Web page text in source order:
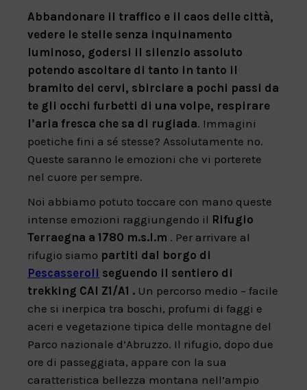
Abbandonare il traffico e il caos delle città,
vedere le stelle senza inquinamento
luminoso, godersi il silenzio assoluto
potendo ascoltare di tanto in tanto il
bramito dei cervi, sbirciare a pochi passi da
te gli occhi furbetti di una volpe, respirare
l’aria fresca che sa di rugiada. Immagini
poetiche fini a sé stesse? Assolutamente no.
Queste saranno le emozioni che vi porterete
nel cuore per sempre.
Noi abbiamo potuto toccare con mano queste
intense emozioni raggiungendo il Rifugio
Terraegna a 1780 m.s.l.m . Per arrivare al
rifugio siamo partiti dal borgo di
Pescasseroli seguendo il sentiero di
trekking CAI Z1/A1 . Un percorso medio – facile
che si inerpica tra boschi, profumi di faggi e
aceri e vegetazione tipica delle montagne del
Parco nazionale d’Abruzzo. Il rifugio, dopo due
ore di passeggiata, appare con la sua
caratteristica bellezza montana nell’ampio